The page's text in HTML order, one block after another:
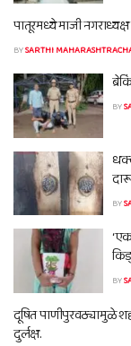
पातूरमध्ये माजी
BYSARTHI
BY
BY
BY
दूषित पाणीपुरवठ्यामुळे
दुर्लक्ष.